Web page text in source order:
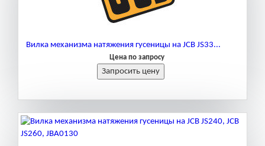
Вилка механизма натяжения гусеницы на JCB JS33...
Цена по запросу